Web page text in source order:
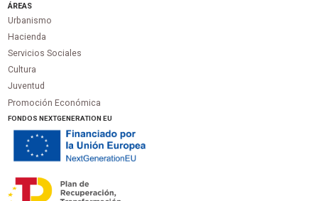
ÁREAS
Urbanismo
Hacienda
Servicios Sociales
Cultura
Juventud
Promoción Económica
FONDOS NEXTGENERATION EU